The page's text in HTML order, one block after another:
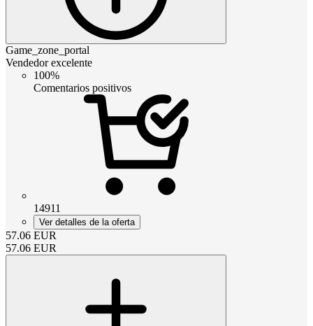
Game_zone_portal
Vendedor excelente
100%
Comentarios positivos
14911
Ver detalles de la oferta
57.06 EUR
57.06 EUR